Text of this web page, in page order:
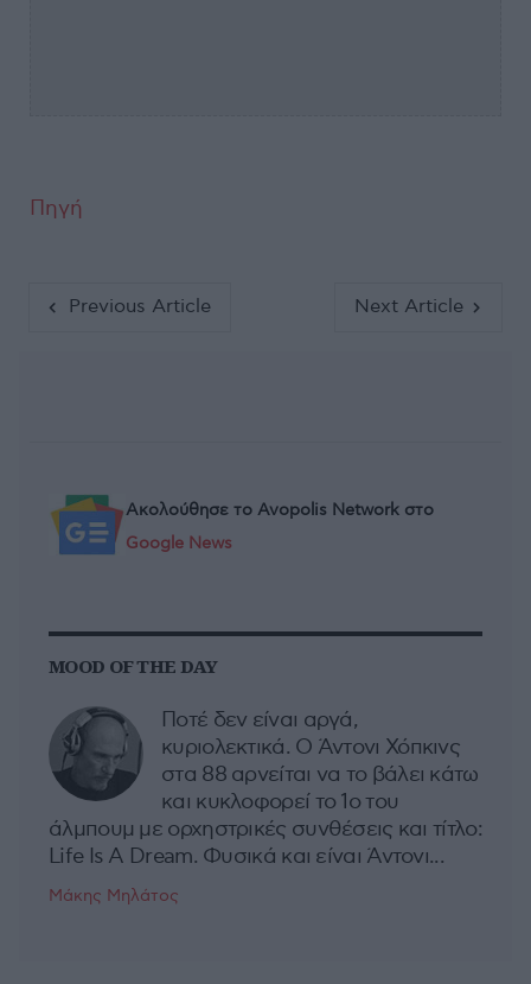
Πηγή
Previous Article Next Article
Ακολούθησε το Avopolis Network στο
Google News
MOOD OF THE DAY
Ποτέ δεν είναι αργά,
κυριολεκτικά. Ο Άντονι Χόπκινς
στα 88 αρνείται να το βάλει κάτω
και κυκλοφορεί το 1ο του
άλμπουμ με ορχηστρικές συνθέσεις και τίτλο:
Life Is A Dream. Φυσικά και είναι Άντονι...
Μάκης Μηλάτος